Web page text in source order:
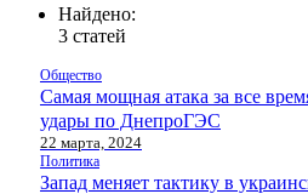
Найдено:
3 статей
Общество
Самая мощная атака за все
удары по ДнепроГЭС
22 марта, 2024
Политика
Запад меняет тактику в